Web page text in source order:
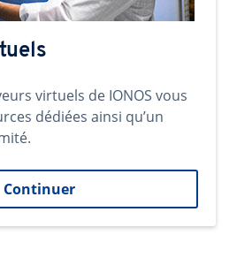
virtuels de IONOS vous
dédiées ainsi qu’un
Continuer